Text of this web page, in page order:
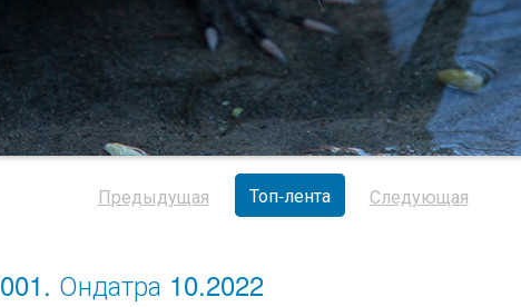
Предыдущая Топ-лента Следующая
001. Ондатра 10.2022